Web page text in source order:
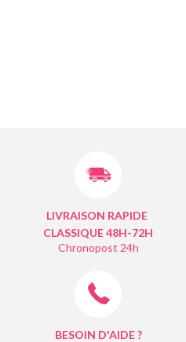
LIVRAISON RAPIDE
CLASSIQUE 48H-72H
Chronopost 24h
BESOIN D'AIDE ?